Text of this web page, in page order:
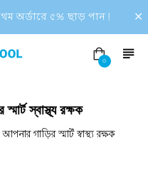
অর্ডারে ৫% ছাড় পান!
০
স্বাস্থ্য রক্ষক
গাড়ির স্মার্ট স্বাস্থ্য রক্ষক